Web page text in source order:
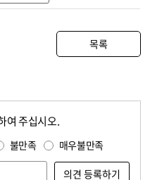
목록
여 주십시오.
불만족 매우불만족